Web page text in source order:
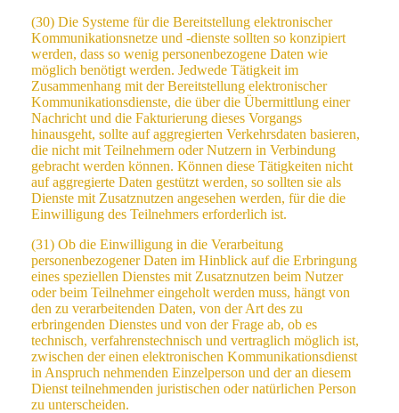
(30) Die Systeme für die Bereitstellung elektronischer
Kommunikationsnetze und -dienste sollten so konzipiert
werden, dass so wenig personenbezogene Daten wie
möglich benötigt werden. Jedwede Tätigkeit im
Zusammenhang mit der Bereitstellung elektronischer
Kommunikationsdienste, die über die Übermittlung einer
Nachricht und die Fakturierung dieses Vorgangs
hinausgeht, sollte auf aggregierten Verkehrsdaten basieren,
die nicht mit Teilnehmern oder Nutzern in Verbindung
gebracht werden können. Können diese Tätigkeiten nicht
auf aggregierte Daten gestützt werden, so sollten sie als
Dienste mit Zusatznutzen angesehen werden, für die die
Einwilligung des Teilnehmers erforderlich ist.
(31) Ob die Einwilligung in die Verarbeitung
personenbezogener Daten im Hinblick auf die Erbringung
eines speziellen Dienstes mit Zusatznutzen beim Nutzer
oder beim Teilnehmer eingeholt werden muss, hängt von
den zu verarbeitenden Daten, von der Art des zu
erbringenden Dienstes und von der Frage ab, ob es
technisch, verfahrenstechnisch und vertraglich möglich ist,
zwischen der einen elektronischen Kommunikationsdienst
in Anspruch nehmenden Einzelperson und der an diesem
Dienst teilnehmenden juristischen oder natürlichen Person
zu unterscheiden.